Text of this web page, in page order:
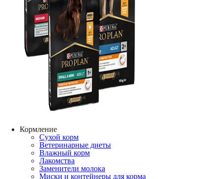
Кормление
Сухой корм
Ветеринарные диеты
Влажный корм
Лакомства
Заменители молока
Миски и контейнеры для корма